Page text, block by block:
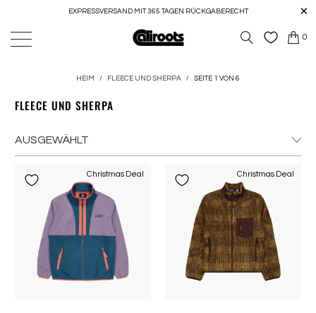
EXPRESSVERSAND MIT 365 TAGEN RÜCKGABERECHT
0
HEIM / FLEECE UND SHERPA / SEITE 1 VON 6
FLEECE UND SHERPA
Christmas Deal Christmas Deal